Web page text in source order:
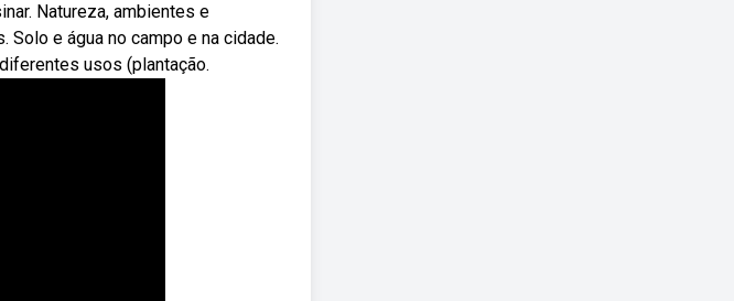
Natureza, ambientes e
Solo e água no campo e na cidade.
usos (plantação.